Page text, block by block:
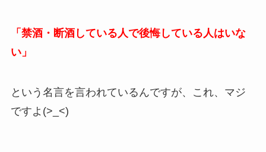
「禁酒・断酒している人で後悔している人はいな
い」
という名言を言われているんですが、これ、マジ
ですよ(>_<)